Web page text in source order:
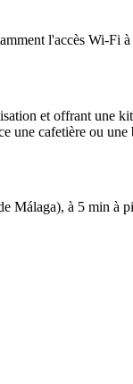
l'accès Wi-
et offrant
une cafetière ou
à 5 min